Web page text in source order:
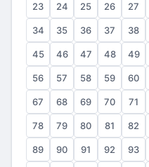
23 24 25 26 27
34 35 36 37 38
45 46 47 48 49
56 57 58 59 60
67 68 69 70 71
78 79 80 81 82
89 90 91 92 93